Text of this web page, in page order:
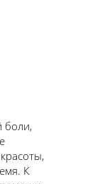
боли,
К